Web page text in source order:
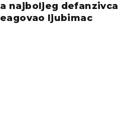
najboljeg defanzivca
ljubimac